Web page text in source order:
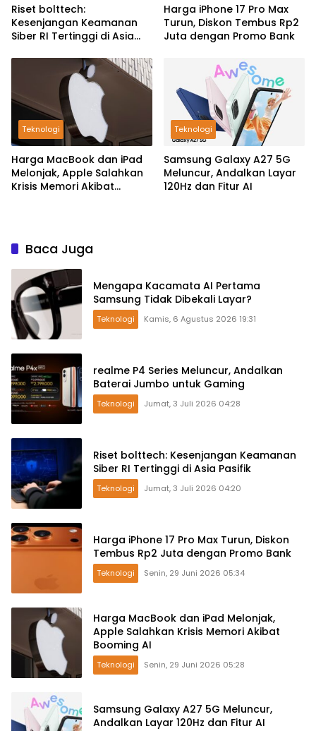
Riset bolttech:
Kesenjangan Keamanan
Siber RI Tertinggi di Asia
Harga iPhone 17 Pro Max
Turun, Diskon Tembus Rp2
Juta dengan Promo Bank
Teknologi
Harga MacBook dan iPad
Melonjak, Apple Salahkan
Krisis Memori Akibat
Teknologi
Samsung Galaxy A27 5G
Meluncur, Andalkan Layar
120Hz dan Fitur AI
Baca Juga
Mengapa Kacamata AI Pertama
Samsung Tidak Dibekali Layar?
Teknologi Kamis, 6 Agustus 2026 19:31
realme P4 Series Meluncur, Andalkan
Baterai Jumbo untuk Gaming
Teknologi Jumat, 3 Juli 2026 04:28
Riset bolttech: Kesenjangan Keamanan
Siber RI Tertinggi di Asia Pasifik
Teknologi Jumat, 3 Juli 2026 04:20
Harga iPhone 17 Pro Max Turun, Diskon
Tembus Rp2 Juta dengan Promo Bank
Teknologi Senin, 29 Juni 2026 05:34
Harga MacBook dan iPad Melonjak,
Apple Salahkan Krisis Memori Akibat
Booming AI
Teknologi Senin, 29 Juni 2026 05:28
Samsung Galaxy A27 5G Meluncur,
Andalkan Layar 120Hz dan Fitur AI